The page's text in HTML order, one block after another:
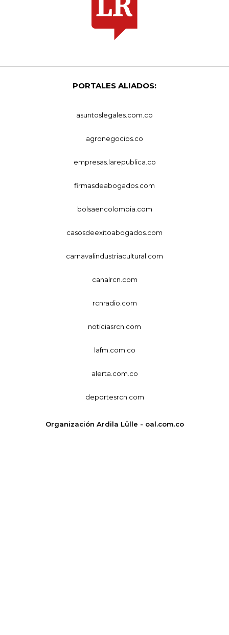
PORTALES ALIADOS:
asuntoslegales.com.co
agronegocios.co
empresas.larepublica.co
firmasdeabogados.com
bolsaencolombia.com
casosdeexitoabogados.com
carnavalindustriacultural.com
canalrcn.com
rcnradio.com
noticiasrcn.com
lafm.com.co
alerta.com.co
deportesrcn.com
Organización Ardila Lülle - oal.com.co